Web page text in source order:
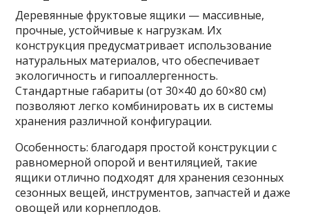
Деревянные фруктовые ящики — массивные,
прочные, устойчивые к нагрузкам. Их
конструкция предусматривает использование
натуральных материалов, что обеспечивает
экологичность и гипоаллергенность.
Стандартные габариты (от 30×40 до 60×80 см)
позволяют легко комбинировать их в системы
хранения различной конфигурации.
Особенность: благодаря простой конструкции с
равномерной опорой и вентиляцией, такие
ящики отлично подходят для хранения сезонных
сезонных вещей, инструментов, запчастей и даже
овощей или корнеплодов.